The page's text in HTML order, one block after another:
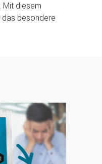
Mit diesem
das besondere